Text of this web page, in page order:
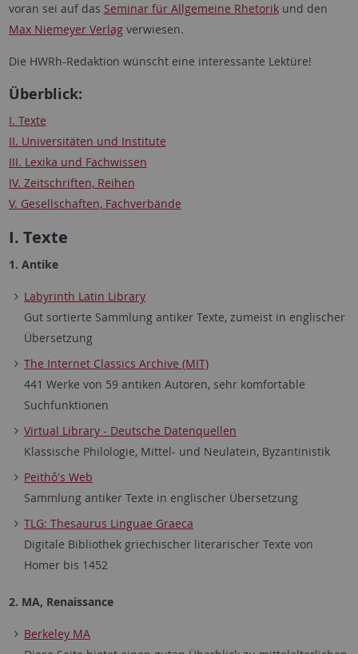
voran sei auf das Seminar für Allgemeine Rhetorikund den
Max Niemeyer Verlagverwiesen.
Die HWRh-Redaktion wünscht eine interessante Lektüre!
Überblick:
I. Texte
II. Universitäten und Institute
III. Lexika und Fachwissen
IV. Zeitschriften, Reihen
V. Gesellschaften, Fachverbände
I. Texte
1. Antike
Labyrinth Latin Library
Gut sortierte Sammlung antiker Texte, zumeist in englischer
Übersetzung
The Internet Classics Archive (MIT)
441 Werke von 59 antiken Autoren, sehr komfortable
Suchfunktionen
Virtual Library - Deutsche Datenquellen
Klassische Philologie, Mittel- und Neulatein, Byzantinistik
Peithô's Web
Sammlung antiker Texte in englischer Übersetzung
TLG: Thesaurus Linguae Graeca
Digitale Bibliothek griechischer literarischer Texte von
Homer bis 1452
2. MA, Renaissance
Berkeley MA